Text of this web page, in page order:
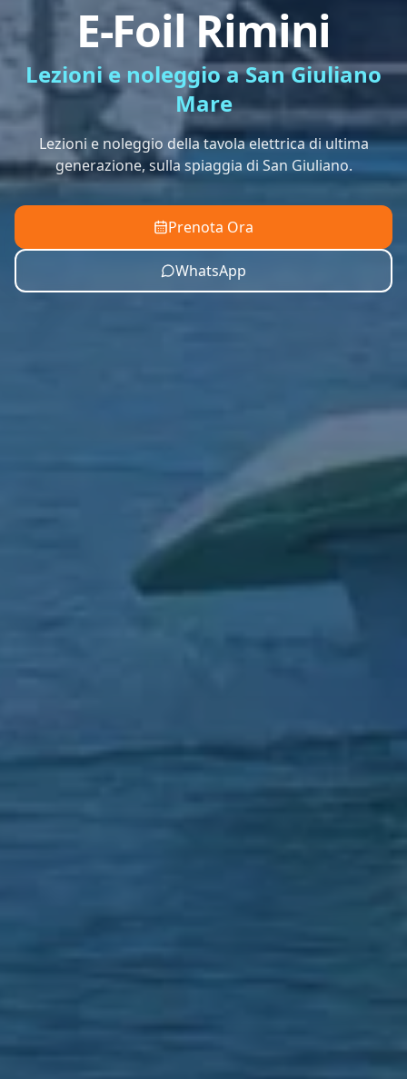
E-Foil Rimini
Lezioni e noleggio a San Giuliano
Mare
Lezioni e noleggio della tavola elettrica di ultima
generazione, sulla spiaggia di San Giuliano.
Prenota Ora
WhatsApp